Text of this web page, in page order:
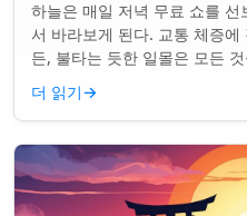
하늘은 매일 저녁 무료 쇼를
서 바라보게 된다. 교통 체증
든, 불타는 듯한 일몰은 모든
성하게 느끼게 만든다. 하지...
더 읽기→